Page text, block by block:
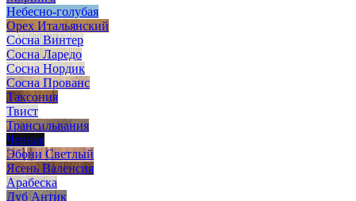
Небесно-голубая
Орех Итальянский
Сосна Винтер
Сосна Ларедо
Сосна Нордик
Сосна Прованс
Таксония
Твист
Трансильвания
Черная
Эбони Светлый
Ясень Валенсия
Арабеска
Дуб Антик